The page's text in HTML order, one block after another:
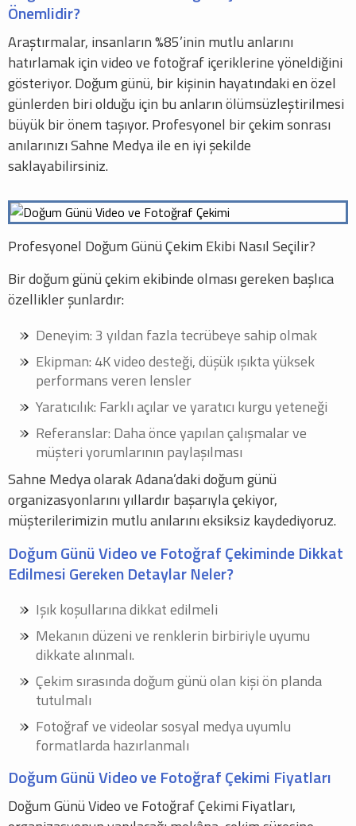
Önemlidir?
Araştırmalar, insanların %85’inin mutlu anlarını
hatırlamak için video ve fotoğraf içeriklerine yöneldiğini
gösteriyor. Doğum günü, bir kişinin hayatındaki en özel
günlerden biri olduğu için bu anların ölümsüzleştirilmesi
büyük bir önem taşıyor. Profesyonel bir çekim sonrası
anılarınızı Sahne Medya ile en iyi şekilde
saklayabilirsiniz.
Profesyonel Doğum Günü Çekim Ekibi Nasıl Seçilir?
Bir doğum günü çekim ekibinde olması gereken başlıca
özellikler şunlardır:
Deneyim: 3 yıldan fazla tecrübeye sahip olmak
Ekipman: 4K video desteği, düşük ışıkta yüksek
performans veren lensler
Yaratıcılık: Farklı açılar ve yaratıcı kurgu yeteneği
Referanslar: Daha önce yapılan çalışmalar ve
müşteri yorumlarının paylaşılması
Sahne Medya olarak Adana’daki doğum günü
organizasyonlarını yıllardır başarıyla çekiyor,
müşterilerimizin mutlu anılarını eksiksiz kaydediyoruz.
Doğum Günü Video ve Fotoğraf Çekiminde Dikkat
Edilmesi Gereken Detaylar Neler?
Işık koşullarına dikkat edilmeli
Mekanın düzeni ve renklerin birbiriyle uyumu
dikkate alınmalı.
Çekim sırasında doğum günü olan kişi ön planda
tutulmalı
Fotoğraf ve videolar sosyal medya uyumlu
formatlarda hazırlanmalı
Doğum Günü Video ve Fotoğraf Çekimi Fiyatları
Doğum Günü Video ve Fotoğraf Çekimi Fiyatları,